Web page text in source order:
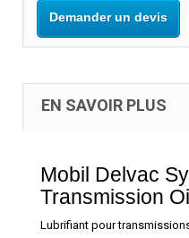
Demander un devis
EN SAVOIR PLUS
Mobil Delvac
Transmission
Lubrifiant pour